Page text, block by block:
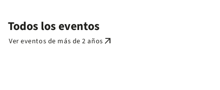
Todos los eventos
Ver eventos de más de 2 años arrow_outward